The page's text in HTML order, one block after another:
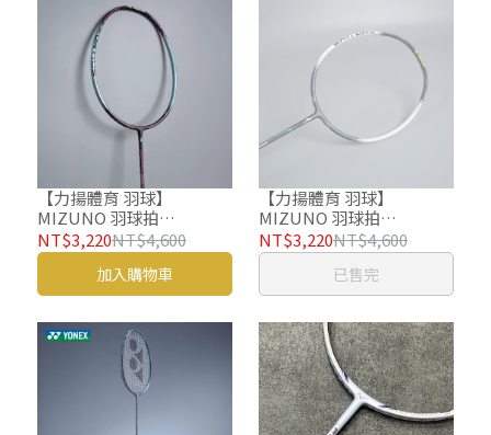
【力揚體育 羽球】
MIZUNO 羽球拍
FORTIUS 50 SWIFT 美津
濃 羽毛球拍 73MTB52438
73MTB52437
NT$3,220NT$4,600
加入購物車
【力揚體育 羽球】
MIZUNO 羽球拍
FORTIUS 50 SPIRIT 美津
濃 羽毛球拍 73MTB52436
NT$3,220NT$4,600
已售完